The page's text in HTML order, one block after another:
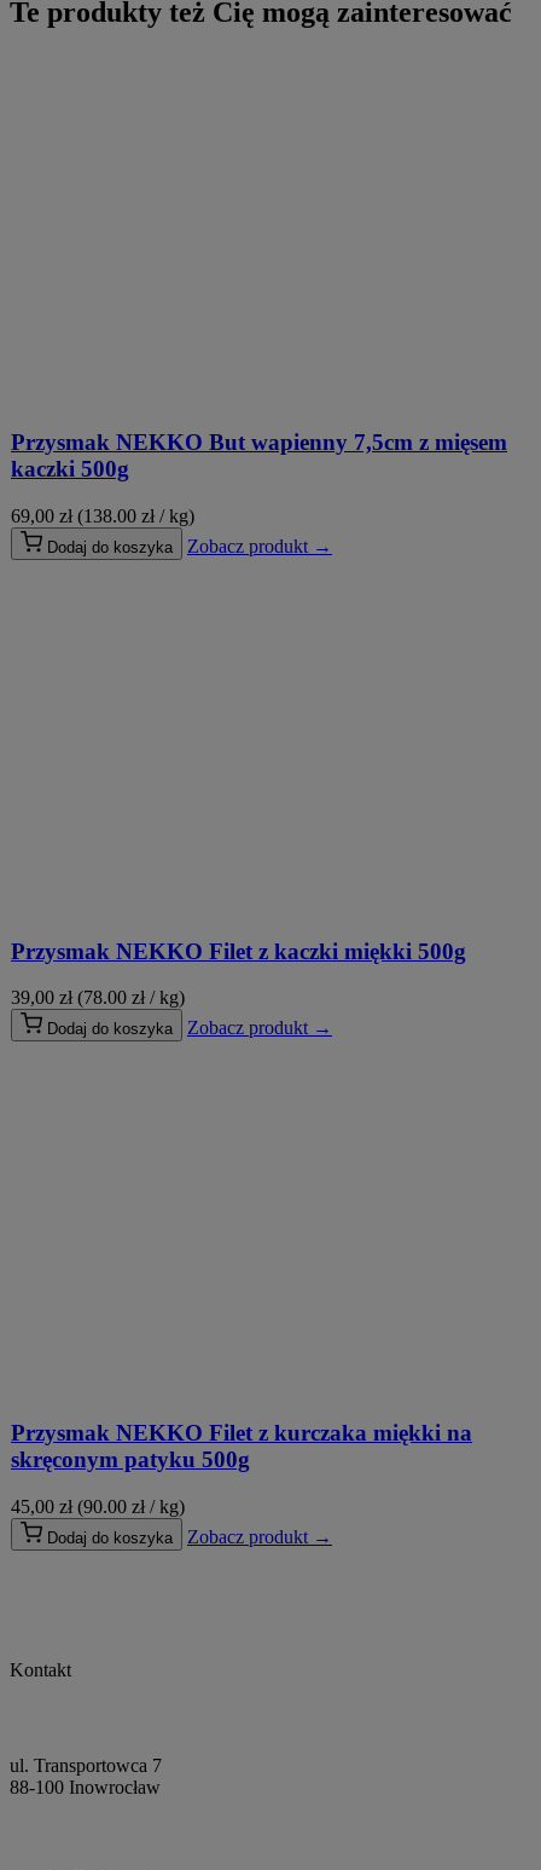
Te produkty też Cię mogą zainteresować
Przysmak NEKKO But wapienny 7,5cm z mięsem
kaczki 500g
69,00 zł (138.00 zł / kg)
Dodaj do koszyka Zobacz produkt →
Przysmak NEKKO Filet z kaczki miękki 500g
39,00 zł (78.00 zł / kg)
Dodaj do koszyka Zobacz produkt →
Przysmak NEKKO Filet z kurczaka miękki na
skręconym patyku 500g
45,00 zł (90.00 zł / kg)
Dodaj do koszyka Zobacz produkt →
Kontakt
ul. Transportowca 7
88-100 Inowrocław